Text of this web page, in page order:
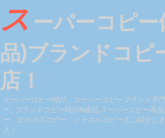
ス ーパーコピー
品)ブランドコピ
店！
スーパーコピー時計、スーパーコピーブランド専
ー , ブランドコピー時計N級品,スーパーコピー高
ー、エルメスコピー、シャネルコピーをご紹介し
入！